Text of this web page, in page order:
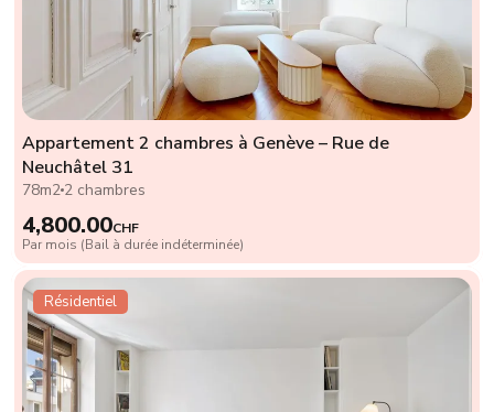
Appartement 2 chambres à Genève – Rue de
Neuchâtel 31
78m2 2 chambres
4,800.00CHF
Par mois (Bail à durée indéterminée)
Résidentiel